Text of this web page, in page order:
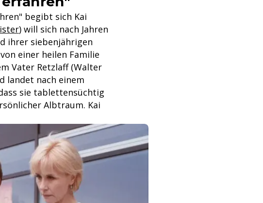
begibt sich Kai
) will sich nach Jahren
ihrer siebenjährigen
einer heilen Familie
Vater Retzlaff (Walter
landet nach einem
sie tablettensüchtig
Albtraum. Kai